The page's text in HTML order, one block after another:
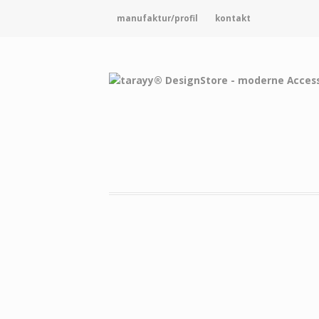
manufaktur/profil kontakt